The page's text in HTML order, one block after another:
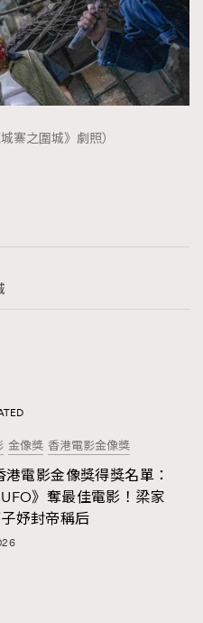
寨之圍城》劇照）
金像獎 香港電影金像獎
電影金像獎得獎名單：
UFO》奪最佳電影！梁家
妤封帝稱后